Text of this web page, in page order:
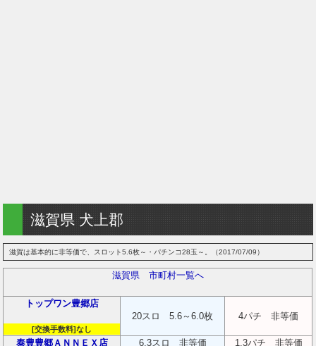
滋賀県 犬上郡
滋賀は基本的に非等価で、スロット5.6枚～・パチンコ28玉～。（2017/07/09）
滋賀県 市町村一覧へ
トップワン豊郷店
[交換手数料]なし
20スロ 5.6～6.0枚 4パチ 非等価
泰豊豊郷ＡＮＮＥＸ店 6.3スロ 非等価 1.3パチ 非等価